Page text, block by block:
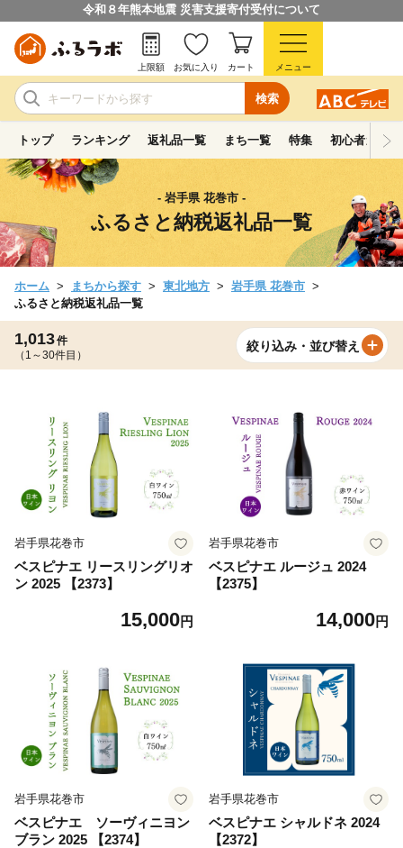
令和８年熊本地震 災害支援寄付受付について
検索
上限額 お気に入り カート メニュー
トップ ランキング 返礼品一覧 まち一覧 特集 初心者ガイド
- 岩手県 花巻市 -
ふるさと納税返礼品一覧
ホーム まちから探す 東北地方
岩手県 花巻市
ふるさと納税返礼品一覧
1,013件
（1～30件目）
絞り込み・並び替え
岩手県花巻市
ベスピナエ リースリングリオ
ン 2025 【2373】
15,000円
岩手県花巻市
ベスピナエ ルージュ 2024
【2375】
14,000円
岩手県花巻市
ベスピナエ ソーヴィニヨン
ブラン 2025 【2374】
岩手県花巻市
ベスピナエ シャルドネ 2024
【2372】